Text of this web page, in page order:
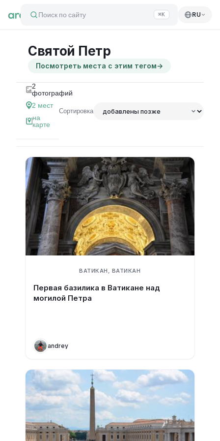
Поиск по сайту ⌘K RU
Святой Петр
Посмотреть места с этим тегом→
2
фотографий
2 мест
на
карте
Сортировка
ВАТИКАН, ВАТИКАН
Первая базилика в Ватикане над
могилой Петра
andrey